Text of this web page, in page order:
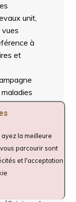
unit,
à
et
062 vues
la paix, la
l’avenir
veuves et
nous avez
la meilleure
parcourir sont
et l'acceptation